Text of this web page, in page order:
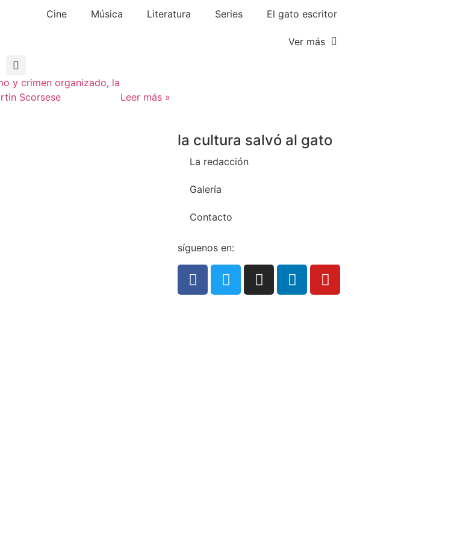
Cine Música Literatura Series El gato escritor
Ver más
Leer más »
la cultura salvó al gato
La redacción
Galería
Contacto
síguenos en: